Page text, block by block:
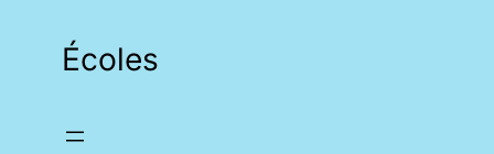
Écoles